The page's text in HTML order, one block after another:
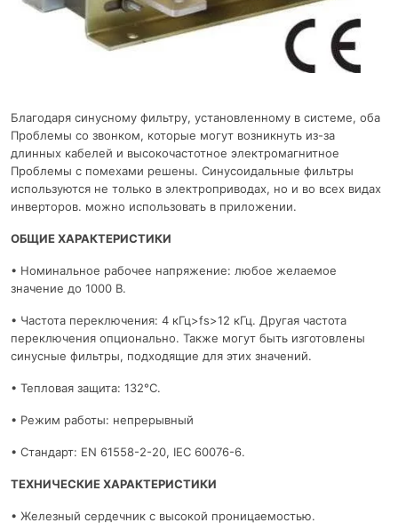
Благодаря синусному фильтру, установленному в системе, оба
Проблемы со звонком, которые могут возникнуть из-за
длинных кабелей и высокочастотное электромагнитное
Проблемы с помехами решены. Синусоидальные фильтры
используются не только в электроприводах, но и во всех видах
инверторов. можно использовать в приложении.
ОБЩИЕ ХАРАКТЕРИСТИКИ
• Номинальное рабочее напряжение: любое желаемое
значение до 1000 В.
• Частота переключения: 4 кГц>fs>12 кГц. Другая частота
переключения опционально. Также могут быть изготовлены
синусные фильтры, подходящие для этих значений.
• Тепловая защита: 132°C.
• Режим работы: непрерывный
• Стандарт: EN 61558-2-20, IEC 60076-6.
ТЕХНИЧЕСКИЕ ХАРАКТЕРИСТИКИ
• Железный сердечник с высокой проницаемостью.